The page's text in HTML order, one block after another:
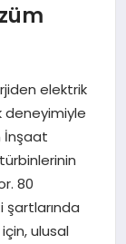
elektrik
deneyimiyle
İnşaat
80
şartlarında
ulusal